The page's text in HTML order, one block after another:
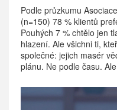
Podle průzkumu
(n=150) 78 % klientů
Pouhých 7 % chtělo jen
hlazení. Ale všichni ti,
společné: jejich masér
plánu. Ne podle času.